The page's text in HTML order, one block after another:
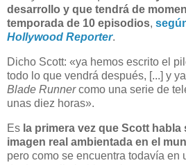
desarrollo y que tendrá de
temporada de 10 episodios,
Hollywood Reporter.
Dicho Scott: «ya hemos escrito el
todo lo que vendrá después, [...] y
Blade Runnercomo una serie de
unas diez horas».
Es la primera vez que Scott
imagen real ambientada en el
pero como se encuentra todavía en